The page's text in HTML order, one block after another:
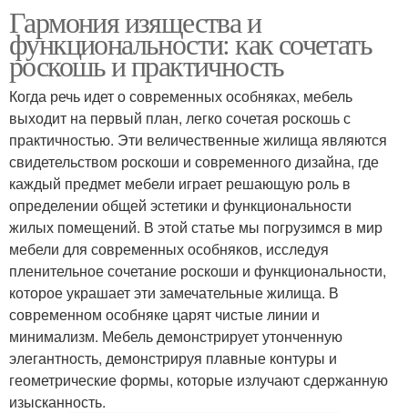
Гармония изящества и
функциональности: как сочетать
роскошь и практичность
Когда речь идет о современных особняках, мебель
выходит на первый план, легко сочетая роскошь с
практичностью. Эти величественные жилища являются
свидетельством роскоши и современного дизайна, где
каждый предмет мебели играет решающую роль в
определении общей эстетики и функциональности
жилых помещений. В этой статье мы погрузимся в мир
мебели для современных особняков, исследуя
пленительное сочетание роскоши и функциональности,
которое украшает эти замечательные жилища. В
современном особняке царят чистые линии и
минимализм. Мебель демонстрирует утонченную
элегантность, демонстрируя плавные контуры и
геометрические формы, которые излучают сдержанную
изысканность.